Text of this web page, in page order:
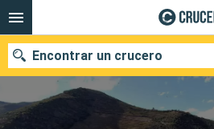
Encontrar un crucero